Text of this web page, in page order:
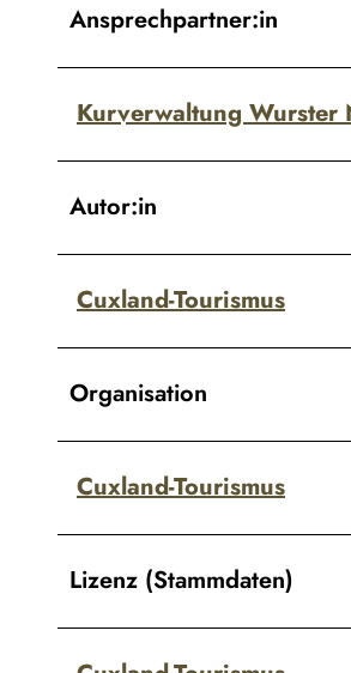
Ansprechpartner:in
Kurverwaltung Wurster
Autor:in
Cuxland-Tourismus
Organisation
Cuxland-Tourismus
Lizenz (Stammdaten)